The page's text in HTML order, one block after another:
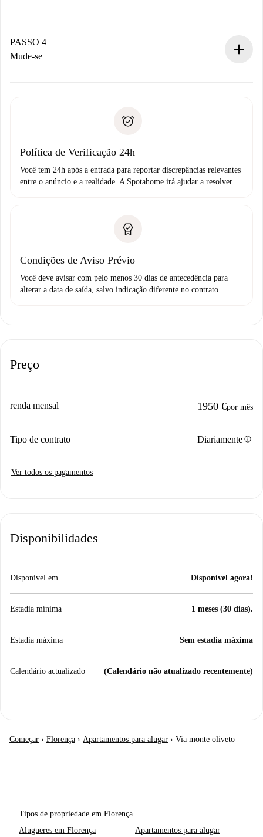
proprietário.
Se recusada: não cobraremos nada e ofereceremos
Débito direto bancário
PASSO 4
Mude-se
não comunicar nenhum problema.
Política de Verificação 24h
Você tem 24h após a entrada para reportar discrepâncias relevantes
entre o anúncio e a realidade. A Spotahome irá ajudar a resolver.
Condições de Aviso Prévio
Você deve avisar com pelo menos 30 dias de antecedência para
alterar a data de saída, salvo indicação diferente no contrato.
Preço
renda mensal 1950 €por mês
Tipo de contrato Diariamenteinfo
Ver todos os pagamentos
Disponibilidades
Disponível em Disponível agora!
Estadia mínima 1 meses (30 dias).
Estadia máxima Sem estadia máxima
Calendário actualizado (Calendário não atualizado recentemente)
Começar › Florença › Apartamentos para alugar › Via monte oliveto
Tipos de propriedade em Florença
Alugueres em Florença
Apartamentos para alugar